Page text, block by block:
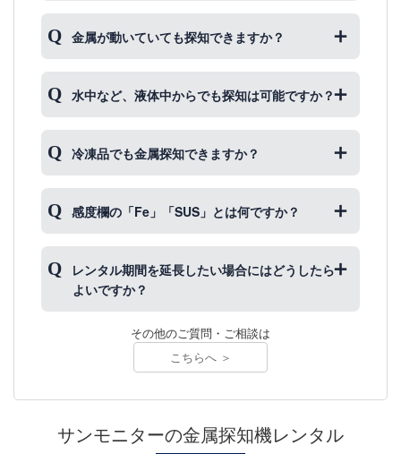
電気を通す金属（代表例：金・銀・アルミ・
銅等）
磁石につかない金属（代表例：ステンレス）
従って、磁石につかない金属が一番苦手分類となり
ます。
大きいものほどよく探知します。
面積が広いものほど探知しやすい結果が出ます。同
一の重さの物ならば、小さな塊よりも大きな塊。
（すなわち面積が広い）といった具合です。
金属が動いていても探知できますか？
金属探知機は電磁界の変化（歪み）を捉えて探知す
る機器ですので、動いている方が金属を発見しやす
く
なります。
水中など、液体中からでも探知は可能ですか？
探知力は液体に入れられた方が若干落ちますが、比
較的影響は少なく、実質上の検知距離は金属片の大
きさに左右されます。
冷凍品でも金属探知できますか？
液体同様、空気中と比較しても影響は少なく、検知
距離はやはり金属片の大きさに左右されます。
感度欄の「Fe」「SUS」とは何ですか？
レスのことです
「SUS球＝Φ0.6mm」は「直径0.6mmのステンレス
金属の種類によって探知しやすい順に並べると、下
記のようになります。
ですので、金属探知器の性能を鉄（Fe）とSUSの感
度（検出精度）で記載しています。
レンタル期間を延長したい場合にはどうしたら
よいですか？
メールもしくはお電話で担当へご連絡ください。
その他のご質問・ご相談は
こちらへ ＞
サンモニターの金属探知機レンタル